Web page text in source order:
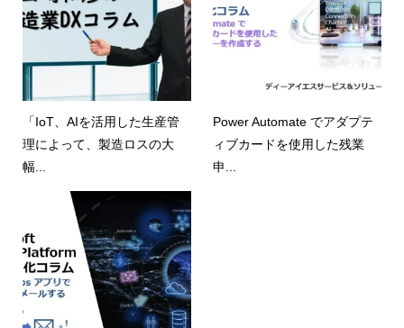
「IoT、AIを活用した生産管
理によって、製造ロスの大
幅...
Power Automate でアダプテ
ィブカードを使用した残業
申...